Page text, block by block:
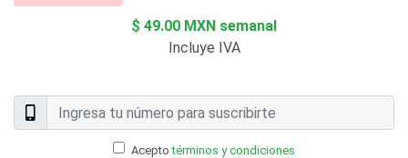
$ 49.00 MXN semanal
Incluye IVA
Aceptotérminos y condiciones